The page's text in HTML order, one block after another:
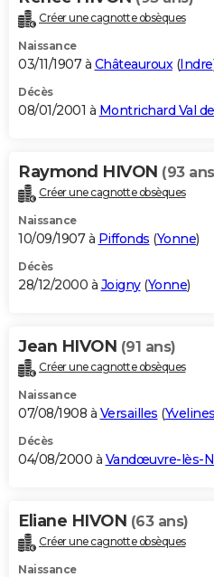
Créer une cagnotte obsèques
Naissance
03/11/1907 à Châteauroux(Indre
Décès
08/01/2001 à Montrichard Val
Raymond HIVON (93
Créer une cagnotte obsèques
Naissance
10/09/1907 à Piffonds (Yonne)
Décès
28/12/2000 à Joigny(Yonne)
Jean HIVON (91 ans)
Créer une cagnotte obsèques
Naissance
07/08/1908 à Versailles (Yvelines
Décès
04/08/2000 à Vandœuvre-lès-
Eliane HIVON (63 ans)
Créer une cagnotte obsèques
Naissance